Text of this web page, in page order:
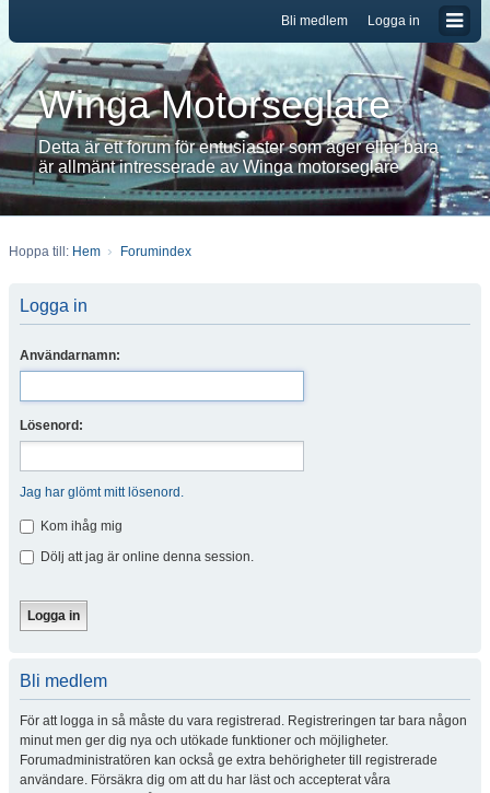
Logga in
Bli medlem
Winga Motorseglare
Detta är ett forum för entusiaster som äger eller bara
är allmänt intresserade av Winga motorseglare
Hoppa till: Hem Forumindex
Logga in
Användarnamn:
Lösenord:
Jag har glömt mitt lösenord.
Kom ihåg mig
Dölj att jag är online denna session.
Bli medlem
För att logga in så måste du vara registrerad. Registreringen tar bara någon
minut men ger dig nya och utökade funktioner och möjligheter.
Forumadministratören kan också ge extra behörigheter till registrerade
användare. Försäkra dig om att du har läst och accepterat våra